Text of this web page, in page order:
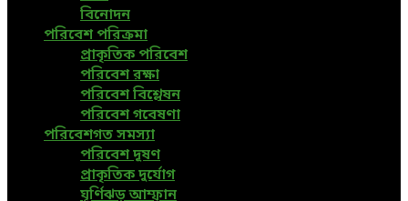
বিনোদন
পরিবেশ পরিক্রমা
প্রাকৃতিক পরিবেশ
পরিবেশ রক্ষা
পরিবেশ বিশ্লেষন
পরিবেশ গবেষণা
পরিবেশগত সমস্যা
পরিবেশ দূষণ
প্রাকৃতিক দুর্যোগ
ঘূর্ণিঝড় আম্ফান